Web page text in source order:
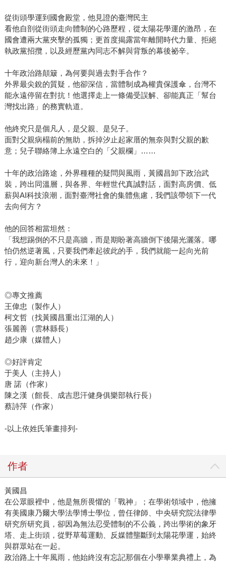
從街頭學運到國會殿堂，他見證的臺灣民主
看他自剖從街頭走向體制的心路歷程，從太陽花學運的激昂，在
國會遭兩大黨夾擊的孤獨；更首度揭露當年離開時代力量、拒絕
執政黨招攬，以及經歷黨內同志不解與背叛的幕後祕辛。
十年政治路顛簸，為何要與過去對手合作？
外界最尖銳的質疑，他卻深信，當體制成為權貴保護傘，台灣不
能永遠停留在對抗！他選擇走上一條備受誤解、卻能真正「幫台
灣找出路」的務實軌道。
他終究只是個凡人，是父親、是兒子。
面對父親病榻前的無助，拆掉汐止起家厝的無奈與對父親的歉
意；兒子聯絡簿上永遠空白的「父親欄」……
十年的政治路途，外界種種的疑問與風雨，黃國昌卸下政治武
裝，跨出同溫層，與各界、年輕世代真誠對話，面對高房價、低
薪與AI科技浪潮，面對臺灣社會的集體焦慮，我們該帶領下一代
去向何方？
他的回答相當坦然：
「我想踢倒的不只是高牆，而是期盼著高牆倒下後陽光灑落。哪
怕仍然逆著風，只要我們牽起彼此的手，我們就能一起向光前
行，迎向新台灣人的未來！」
◎專文推薦
王偉忠（製作人）
柯文哲（找黃國昌重出江湖的人）
張麗善（雲林縣長）
趙少康（媒體人）
◎好評肯定
于美人（主持人）
唐 諾（作家）
陳之漢（館長、成吉思汗健身俱樂部執行長）
蔡詩萍（作家）
-以上依姓氏筆畫排列-
作者
黃國昌
在公眾眼裡中，他是無所畏懼的「戰神」；在學術領域中，他擁
有美國康乃爾大學法學博士學位，曾任律師、中央研究院法律學
研究所研究員，卻因為無法忍受體制的不公義，跨出學術的象牙
塔、走上街頭，從野草莓運動、反媒體壟斷到太陽花學運，始終
與群眾站在一起。
政治路上十年風雨，他始終沒有忘記那個在小學畢業典禮上，為